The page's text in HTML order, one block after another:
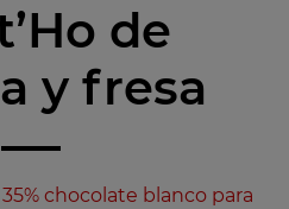
de
y fresa
35% chocolate blanco para